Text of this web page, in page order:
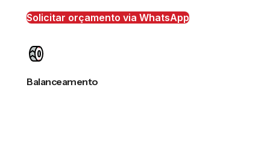
Solicitar orçamento via WhatsApp
Balanceamento